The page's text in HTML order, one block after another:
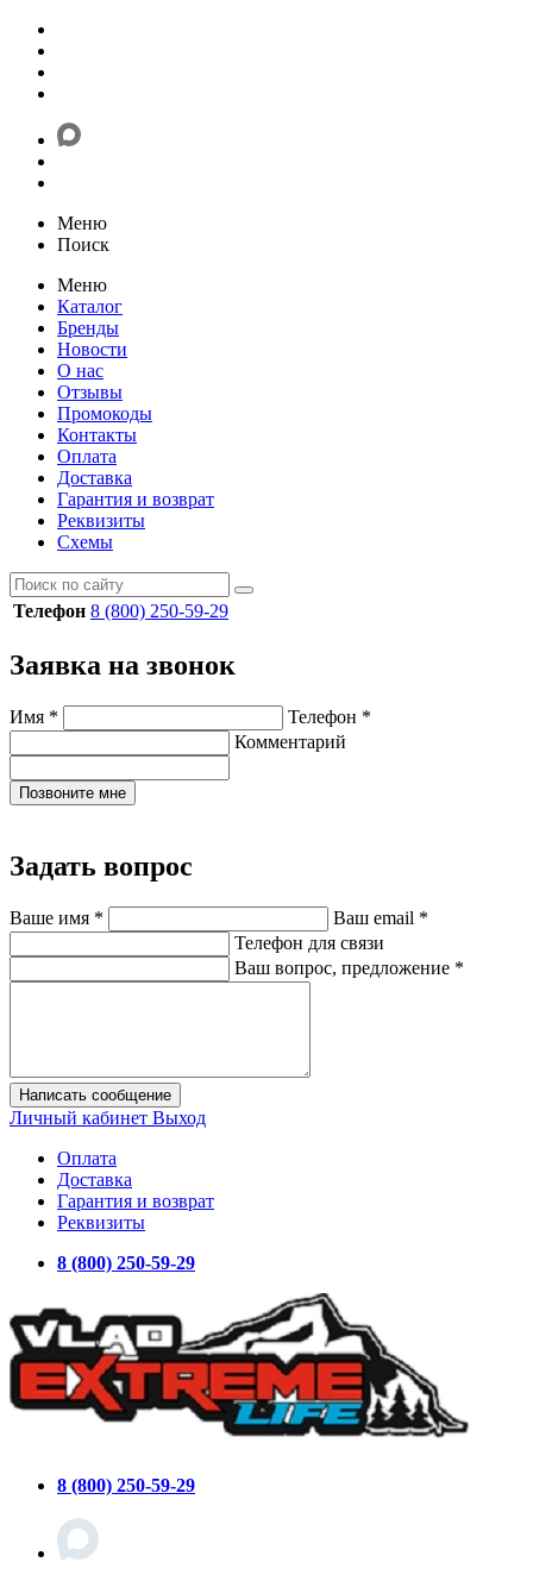
Меню
Поиск
Меню
Каталог
Бренды
Новости
О нас
Отзывы
Промокоды
Контакты
Оплата
Доставка
Гарантия и возврат
Реквизиты
Схемы
Телефон 8 (800) 250-59-29
Заявка на звонок
Имя * Телефон *
Комментарий
Позвоните мне
Задать вопрос
Ваше имя * Ваш email *
Телефон для связи
Ваш вопрос, предложение *
Написать сообщение
Личный кабинет Выход
Оплата
Доставка
Гарантия и возврат
Реквизиты
8 (800) 250-59-29
8 (800) 250-59-29